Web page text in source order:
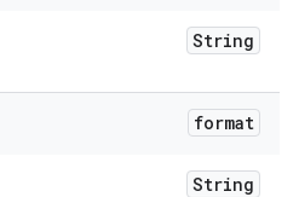
String
format
String